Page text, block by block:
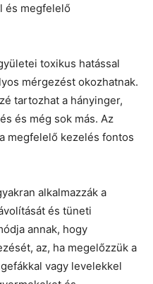
és megfelelő
toxikus hatással
mérgezést okozhatnak.
tartozhat a hányinger,
és még sok más. Az
megfelelő kezelés fontos
alkalmazzák a
és tüneti
annak, hogy
az, ha megelőzzük a
vagy levelekkel